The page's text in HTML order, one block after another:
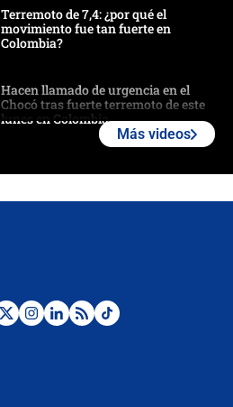
Terremoto de 7,4: ¿por qué el
movimiento fue tan fuerte en
Colombia?
Hacen llamado de urgencia en el
Chocó tras fuerte terremoto de este
lunes en Colombia
Fuerte temblor en Colombia hoy:
Más videos